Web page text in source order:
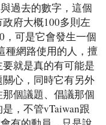
過去的數字，這個
府大概100多則左
，可是它會發生一個
種網路使用的人，擅
就是真的有可能是
心，同時它有另外
個議題、倡議那個
，不管vTaiwan跟